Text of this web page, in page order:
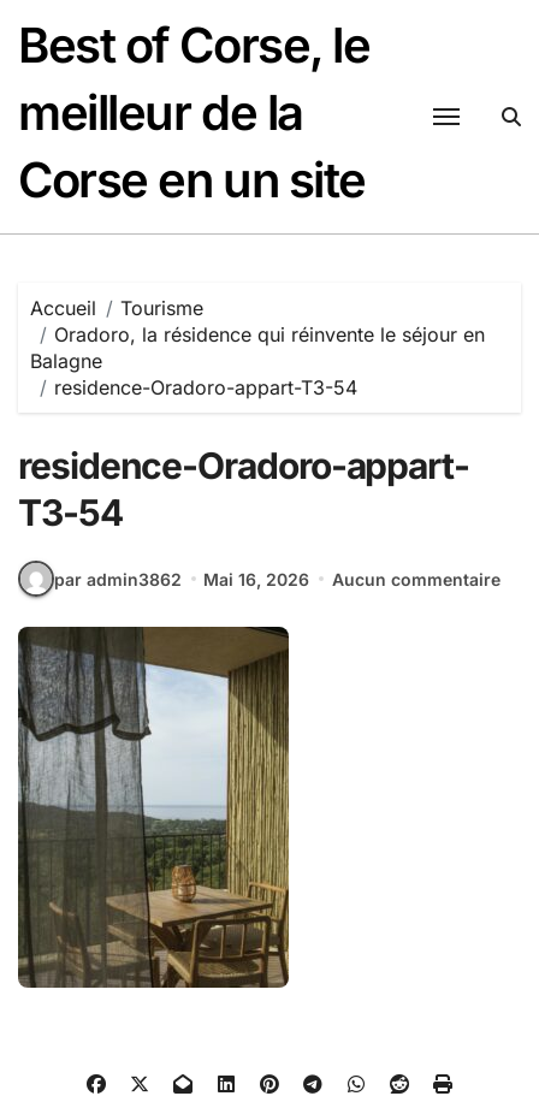
contenu
Best of Corse, le
meilleur de la
Corse en un site
Accueil
Tourisme
Oradoro, la résidence qui réinvente le séjour en
Balagne
residence-Oradoro-appart-T3-54
residence-Oradoro-appart-
T3-54
par admin3862 Mai 16, 2026 Aucun commentaire